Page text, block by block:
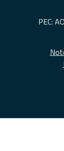
PEC: